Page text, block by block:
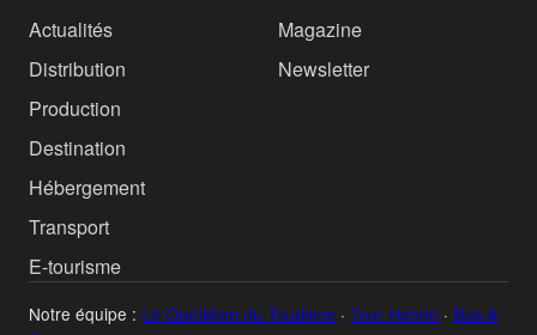
Actualités
Distribution
Production
Destination
Hébergement
Transport
E-tourisme
Magazine
Newsletter
Notre équipe : Le Quotidien du Tourisme · Tour Hebdo · Bus &